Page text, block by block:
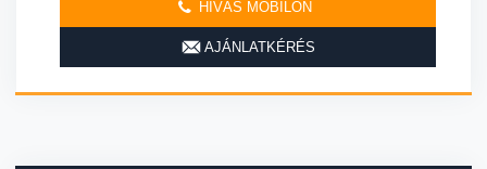
HÍVÁS MOBILON
AJÁNLATKÉRÉS